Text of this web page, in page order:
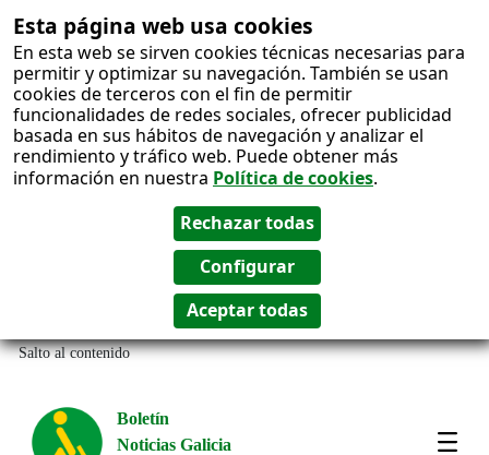
Esta página web usa cookies
En esta web se sirven cookies técnicas necesarias para
permitir y optimizar su navegación. También se usan
cookies de terceros con el fin de permitir
funcionalidades de redes sociales, ofrecer publicidad
basada en sus hábitos de navegación y analizar el
rendimiento y tráfico web. Puede obtener más
información en nuestra Política de cookies.
Salto al contenido
Boletín
Noticias Galicia